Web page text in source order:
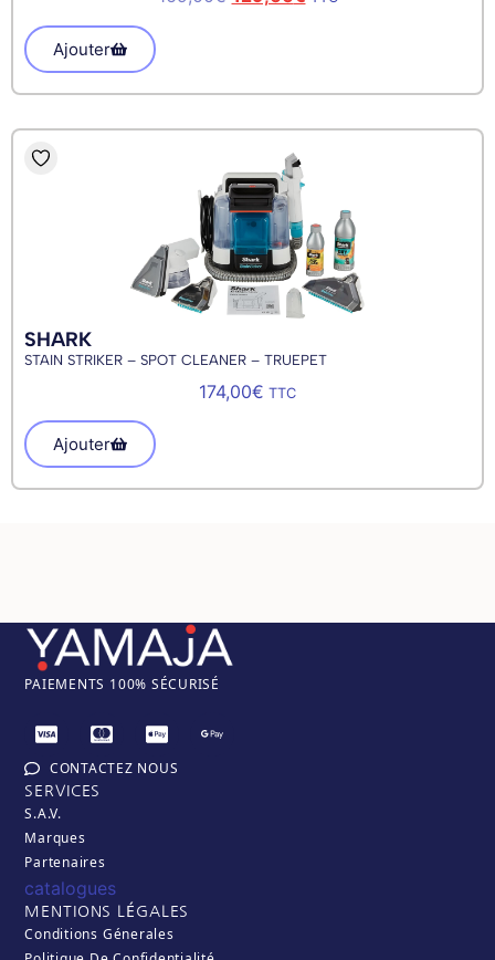
Ajouter
SHARK
STAIN STRIKER – SPOT CLEANER – TRUEPET
174,00€ TTC
Ajouter
PAIEMENTS 100% SÉCURISÉ
CONTACTEZ NOUS
SERVICES
S.A.V.
Marques
Partenaires
catalogues
MENTIONS LÉGALES
Conditions Génerales